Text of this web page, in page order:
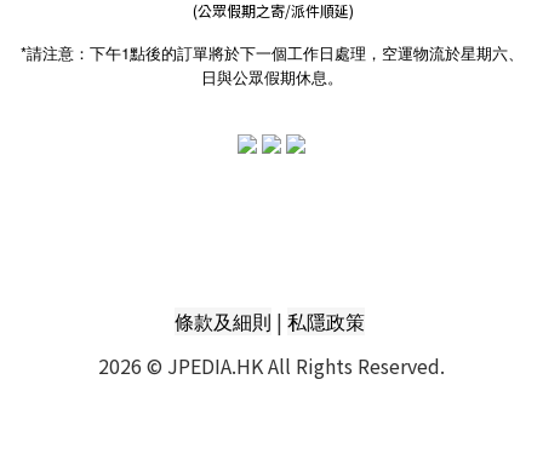
(公眾假期之寄/派件順延)
*請注意：下午1點後的訂單將於下一個工作日處理，空運物流於星期六、
日與公眾假期休息。
條款及細則 | 私隱政策
2026 © JPEDIA.HK All Rights Reserved.